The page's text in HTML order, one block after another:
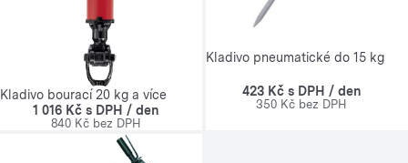
Kladivo bourací 20 kg a více
1 016 Kč s DPH / den
840 Kč bez DPH
Kladivo pneumatické do 15 kg
423 Kč s DPH / den
350 Kč bez DPH